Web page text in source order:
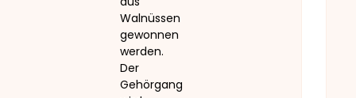
Walnüssen
gewonnen
werden.
Der
Gehörgang